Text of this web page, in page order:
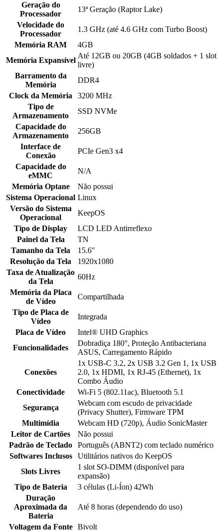
Geração do
Processador
13ª Geração (Raptor Lake)
Velocidade do
Processador
1.3 GHz (até 4.6 GHz com Turbo Boost)
Memória RAM
4GB
Memória Expansível
Até 12GB ou 20GB (4GB soldados + 1 slot
livre)
Barramento da
Memória
DDR4
Clock da Memória
3200 MHz
Tipo de
Armazenamento
SSD NVMe
Capacidade do
Armazenamento
256GB
Interface de
Conexão
PCIe Gen3 x4
Capacidade do
eMMC
N/A
Memória Optane
Não possui
Sistema Operacional Linux
Versão do Sistema
Operacional
KeepOS
Tipo de Display
LCD LED Antirreflexo
Painel da Tela
TN
Tamanho da Tela
15.6"
Resolução da Tela
1920x1080
Taxa de Atualização
da Tela
60Hz
Memória da Placa
de Vídeo
Compartilhada
Tipo de Placa de
Vídeo
Integrada
Placa de Vídeo
Intel® UHD Graphics
Funcionalidades
Dobradiça 180°, Proteção Antibacteriana
ASUS, Carregamento Rápido
Conexões
1x USB-C 3.2, 2x USB 3.2 Gen 1, 1x USB
2.0, 1x HDMI, 1x RJ-45 (Ethernet), 1x
Combo Áudio
Conectividade
Wi-Fi 5 (802.11ac), Bluetooth 5.1
Segurança
Webcam com escudo de privacidade
(Privacy Shutter), Firmware TPM
Multimídia
Webcam HD (720p), Áudio SonicMaster
Leitor de Cartões
Não possui
Padrão de Teclado
Português (ABNT2) com teclado numérico
Softwares Inclusos
Utilitários nativos do KeepOS
Slots Livres
1 slot SO-DIMM (disponível para
expansão)
Tipo de Bateria
3 células (Li-Íon) 42Wh
Duração
Aproximada da
Bateria
Até 8 horas (dependendo do uso)
Voltagem da Fonte
Bivolt